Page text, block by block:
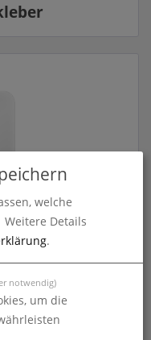
welche
Weitere Details
.
notwendig)
um die